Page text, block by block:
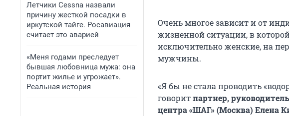
Летчики Cessna назвали
причину жесткой посадки в
иркутской тайге. Росавиация
считает это аварией
«Меня годами преследует
бывшая любовница мужа: она
портит жилье и угрожает».
Реальная история
Очень многое зависит и от
жизненной ситуации, в
исключительно женские, на
мужчины.
«Я бы не стала проводить
говоритпартнер,
центра «ШАГ» (Москва) Елена